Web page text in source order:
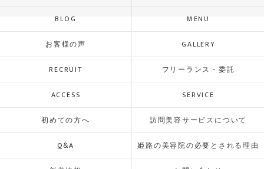
BLOG MENU
お客様の声 GALLERY
RECRUIT フリーランス・委託
ACCESS SERVICE
初めての方へ 訪問美容サービスについて
Q&A 姫路の美容院の必要とされる理由